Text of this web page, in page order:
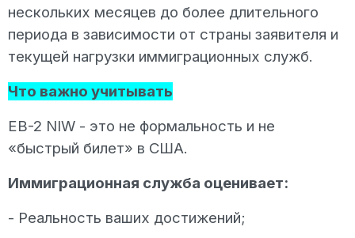
нескольких месяцев до более длительного
периода в зависимости от страны заявителя и
текущей нагрузки иммиграционных служб.
Что важно учитывать
EB-2 NIW - это не формальность и не
«быстрый билет» в США.
Иммиграционная служба оценивает:
- Реальность ваших достижений;